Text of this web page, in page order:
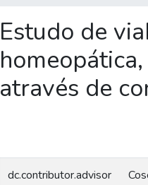
Estudo de
através de
dc.contributor.advisor